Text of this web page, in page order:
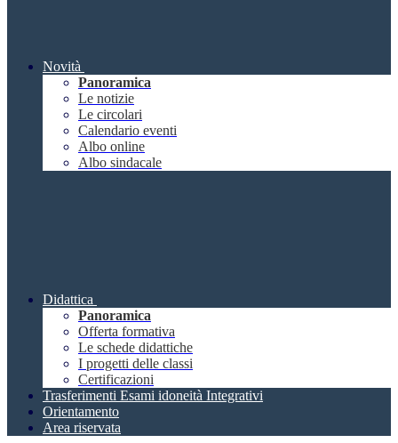
Novità
Panoramica
Le notizie
Le circolari
Calendario eventi
Albo online
Albo sindacale
Didattica
Panoramica
Offerta formativa
Le schede didattiche
I progetti delle classi
Certificazioni
Trasferimenti Esami idoneità Integrativi
Orientamento
Area riservata